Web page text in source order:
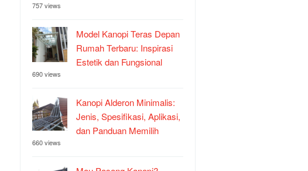
757 views
Model Kanopi Teras Depan
Rumah Terbaru: Inspirasi
Estetik dan Fungsional
690 views
Kanopi Alderon Minimalis:
Jenis, Spesifikasi, Aplikasi,
dan Panduan Memilih
660 views